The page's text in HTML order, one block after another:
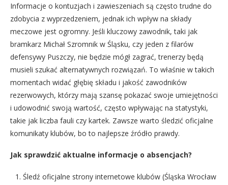
Informacje o kontuzjach i zawieszeniach są często trudne do
zdobycia z wyprzedzeniem, jednak ich wpływ na składy
meczowe jest ogromny. Jeśli kluczowy zawodnik, taki jak
bramkarz Michał Szromnik w Śląsku, czy jeden z filarów
defensywy Puszczy, nie będzie mógł zagrać, trenerzy będą
musieli szukać alternatywnych rozwiązań. To właśnie w takich
momentach widać głębię składu i jakość zawodników
rezerwowych, którzy mają szansę pokazać swoje umiejętności
i udowodnić swoją wartość, często wpływając na statystyki,
takie jak liczba fauli czy kartek. Zawsze warto śledzić oficjalne
komunikaty klubów, bo to najlepsze źródło prawdy.
Jak sprawdzić aktualne informacje o absencjach?
Śledź oficjalne strony internetowe klubów (Śląska Wrocław